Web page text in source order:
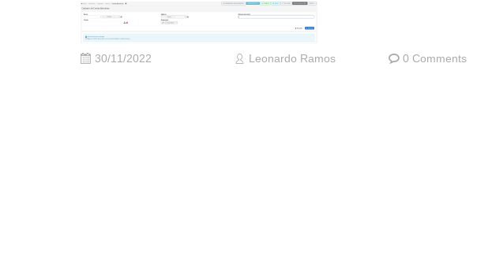
30/11/2022 Leonardo Ramos 0 Comments